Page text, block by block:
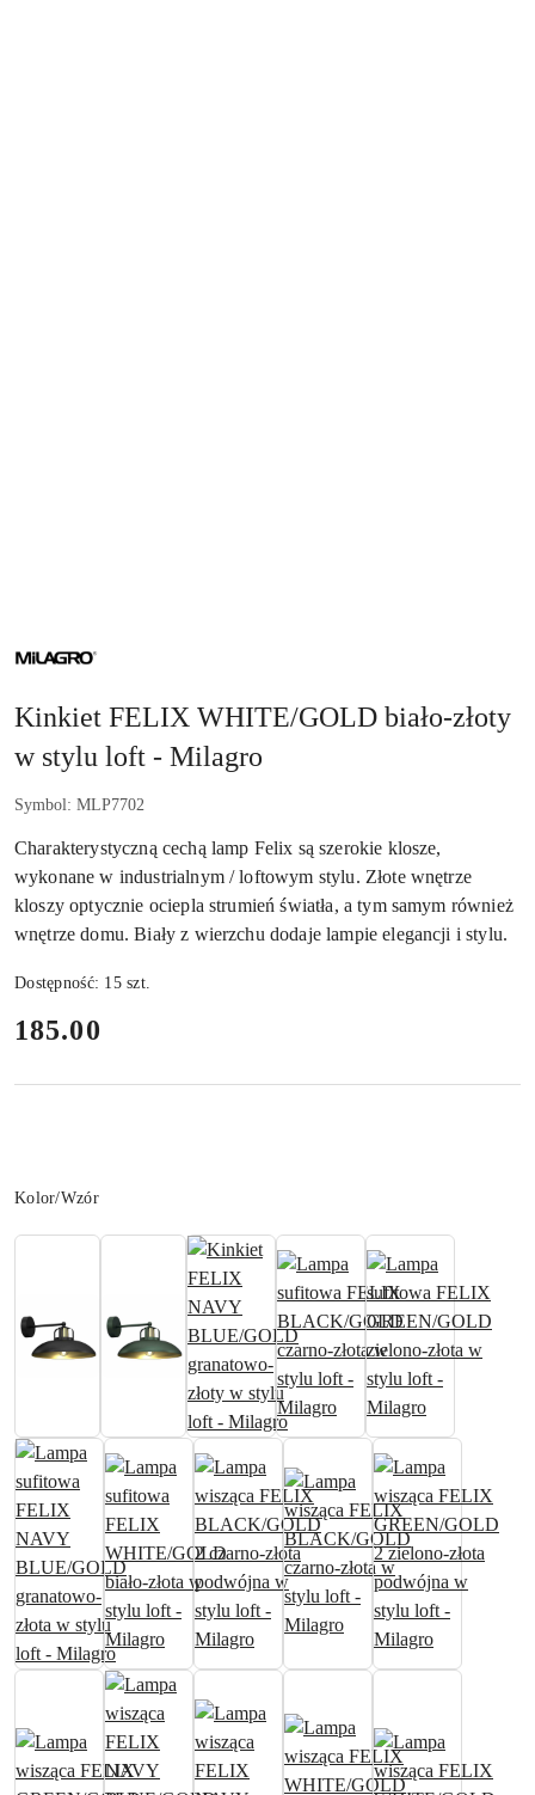
NAZWA
PRODUCENTA:
Kinkiet FELIX WHITE/GOLD biało-złoty
w stylu loft - Milagro
Symbol: MLP7702
Charakterystyczną cechą lamp Felix są szerokie klosze,
wykonane w industrialnym / loftowym stylu. Złote wnętrze
kloszy optycznie ociepla strumień światła, a tym samym również
wnętrze domu. Biały z wierzchu dodaje lampie elegancji i stylu.
Dostępność: 15szt.
cena:
185.00
Wariant
Kolor/Wzór